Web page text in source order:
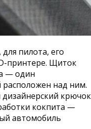
пилота, его
принтере. Щиток
— один
над ним.
дизайнерский крючок
кокпита —
автомобиль